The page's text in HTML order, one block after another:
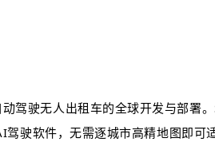
驾驶无人出租车的全球开发与部署
驶软件，无需逐城市高精地图即